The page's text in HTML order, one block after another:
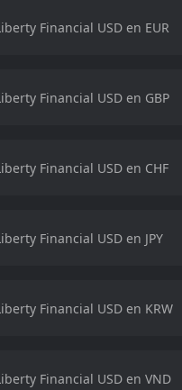
Financial USD en EUR
Financial USD en GBP
Financial USD en CHF
Financial USD en JPY
Financial USD en KRW
Financial USD en VND